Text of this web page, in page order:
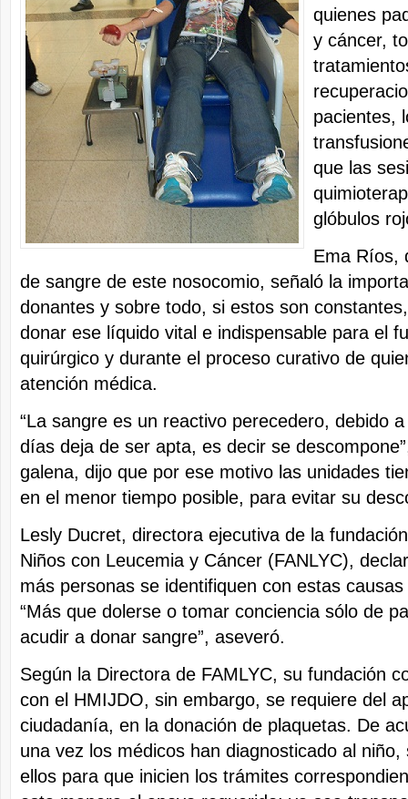
quienes
y cáncer,
pacientes,
que las
glóbulos
Ema Ríos,
de sangre de este nosocomio, señaló la
donantes y sobre todo, si estos son
donar ese líquido vital e indispensable para el
quirúrgico y durante el proceso curativo de
atención médica.
“La sangre es un reactivo perecedero, debido
días deja de ser apta, es decir se
galena, dijo que por ese motivo las unidades
en el menor tiempo posible, para evitar su
Lesly Ducret, directora ejecutiva de la
Niños con Leucemia y Cáncer (FANLYC),
más personas se identifiquen con estas
“Más que dolerse o tomar conciencia sólo de
acudir a donar sangre”, aseveró.
Según la Directora de FAMLYC, su fundación
con el HMIJDO, sin embargo, se requiere del
ciudadanía, en la donación de plaquetas. De
una vez los médicos han diagnosticado al
ellos para que inicien los trámites